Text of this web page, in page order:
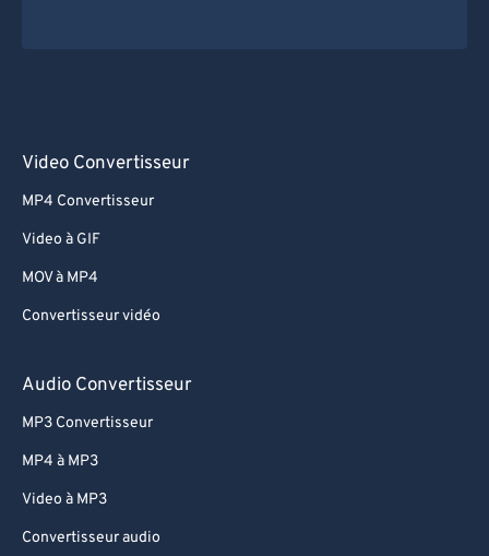
Video Convertisseur
MP4 Convertisseur
Video à GIF
MOV à MP4
Convertisseur vidéo
Audio Convertisseur
MP3 Convertisseur
MP4 à MP3
Video à MP3
Convertisseur audio